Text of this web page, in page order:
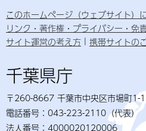
このホームページ（ウェブサイト）
リンク・著作権・プライバシー・免
サイト運営の考え方
携帯サイトの
千葉県庁
〒260-8667 千葉市中央区市場町1-1
電話番号：043-223-2110（代表）
法人番号：4000020120006